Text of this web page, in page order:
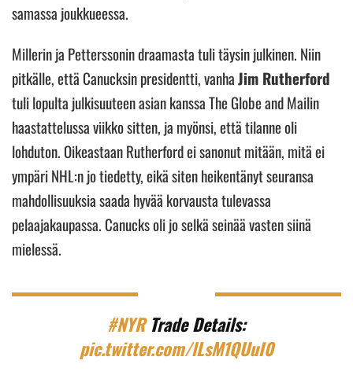
samassa joukkueessa.
Millerin ja Petterssonin draamasta tuli täysin julkinen. Niin
pitkälle, että Canucksin presidentti, vanhaJim Rutherford
tuli lopulta julkisuuteen asian kanssa The Globe and Mailin
haastattelussa viikko sitten, ja myönsi, että tilanne oli
lohduton. Oikeastaan Rutherford ei sanonut mitään, mitä ei
ympäri NHL:n jo tiedetty, eikä siten heikentänyt seuransa
mahdollisuuksia saada hyvää korvausta tulevassa
pelaajakaupassa. Canucks oli jo selkä seinää vasten siinä
mielessä.
#NYRTrade Details:
pic.twitter.com/lLsM1QUuI0